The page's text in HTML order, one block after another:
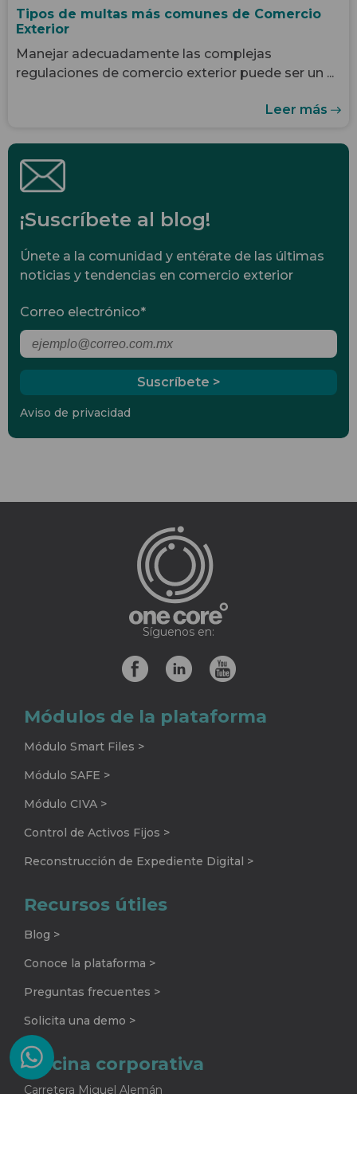
Tipos de multas más comunes de Comercio
Exterior
Manejar adecuadamente las complejas
regulaciones de comercio exterior puede ser un ...
Leer más
¡Suscríbete al blog!
Únete a la comunidad y entérate de las últimas
noticias y tendencias en comercio exterior
Correo electrónico*
Aviso de privacidad
Síguenos en:
Módulos de la plataforma
Módulo Smart Files >
Módulo SAFE >
Módulo CIVA >
Control de Activos Fijos >
Reconstrucción de Expediente Digital >
Recursos útiles
Blog >
Conoce la plataforma >
Preguntas frecuentes >
Solicita una demo >
Oficina corporativa
Carretera Miguel Alemán